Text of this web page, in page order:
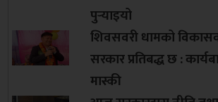
पुर्‍याइयो
शिवसवरी धामको
सरकार प्रतिबद्ध छ :
मास्की